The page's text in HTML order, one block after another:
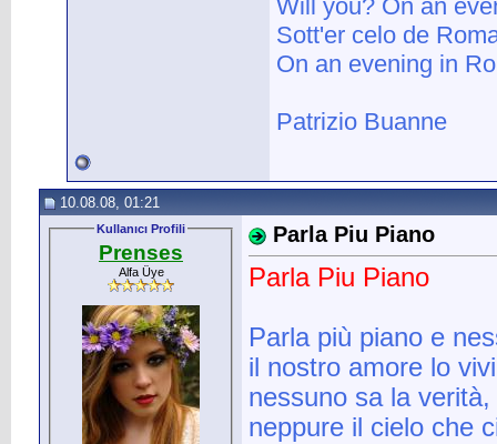
Will you? On an
Sott'er celo de
On an evening in
Patrizio Buanne
10.08.08, 01:21
Kullanıcı Profili
Prenses
Alfa Üye
Parla Piu Piano
Parla Piu Piano
Parla più piano e
il nostro amore lo
nessuno sa la verità,
neppure il cielo che